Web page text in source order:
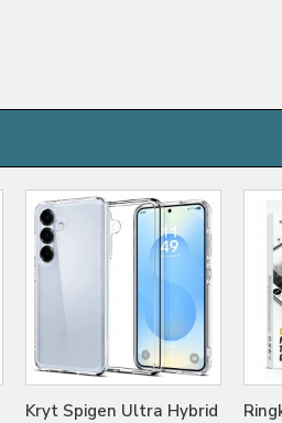
Kryt Spigen Ultra Hybrid